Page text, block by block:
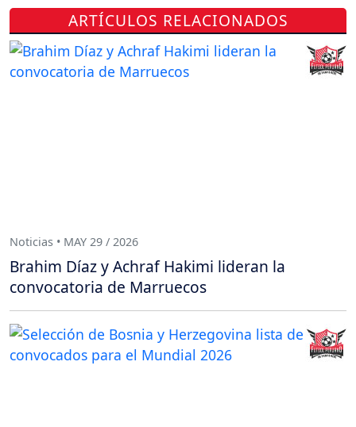
ARTÍCULOS RELACIONADOS
Noticias • MAY 29 / 2026
Brahim Díaz y Achraf Hakimi lideran la
convocatoria de Marruecos